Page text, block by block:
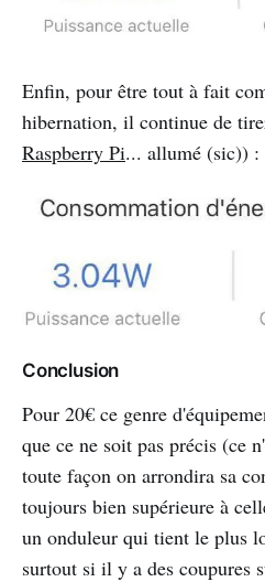
Enfin, pour être tout à fait
hibernation, il continue de
Raspberry Pi... allumé (sic)) :
Conclusion
Pour 20€ ce genre
que ce ne soit pas précis (ce
toute façon on arrondira sa
toujours bien supérieure à
un onduleur qui tient le plus
surtout si il y a des coupures